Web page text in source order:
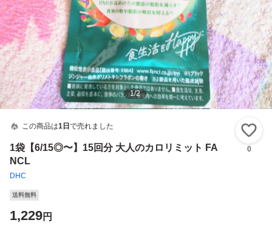
1/2
この商品は1日 で売れました
1袋【6/15◎〜】15回分 大人のカロリミット FA
NCL
DHC
0
送料無料
1,229円